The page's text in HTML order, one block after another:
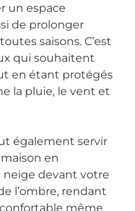
un espace
de prolonger
saisons. C’est
qui souhaitent
en étant protégés
la pluie, le vent et
également servir
en
neige devant votre
l’ombre, rendant
même